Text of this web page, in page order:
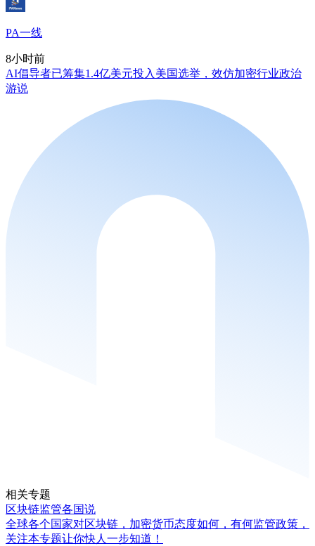
PA一线
8小时前
AI倡导者已筹集1.4亿美元投入美国选举，效仿加密行业政治
游说
相关专题
区块链监管各国说
全球各个国家对区块链，加密货币态度如何，有何监管政策，
关注本专题让你快人一步知道！